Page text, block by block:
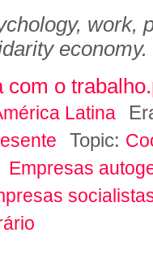
work,
economy.
com o
Latina
Topic:
Empresas